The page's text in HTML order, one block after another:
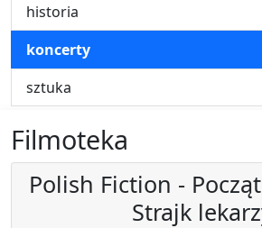
historia
koncerty
sztuka
Filmoteka
Polish Fiction -
Strajk